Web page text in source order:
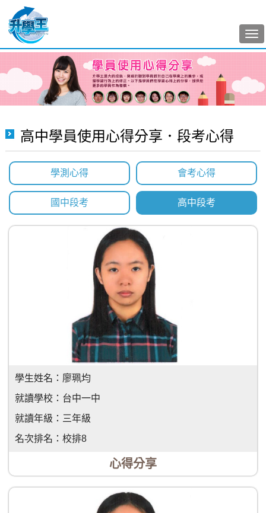
高中學員使用心得分享．段考心得
學測心得 會考心得
國中段考 高中段考
學生姓名： 廖珮均
就讀學校： 台中一中
就讀年級： 三年級
名次排名： 校排8
心得分享